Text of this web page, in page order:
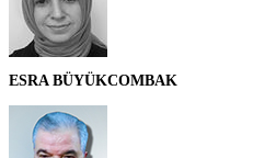
ESRA BÜYÜKCOMBAK